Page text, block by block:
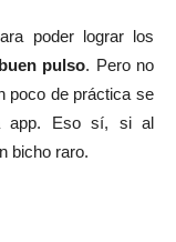
poder lograr los
buen pulso. Pero no
poco de práctica se
app. Eso sí, si al
bicho raro.